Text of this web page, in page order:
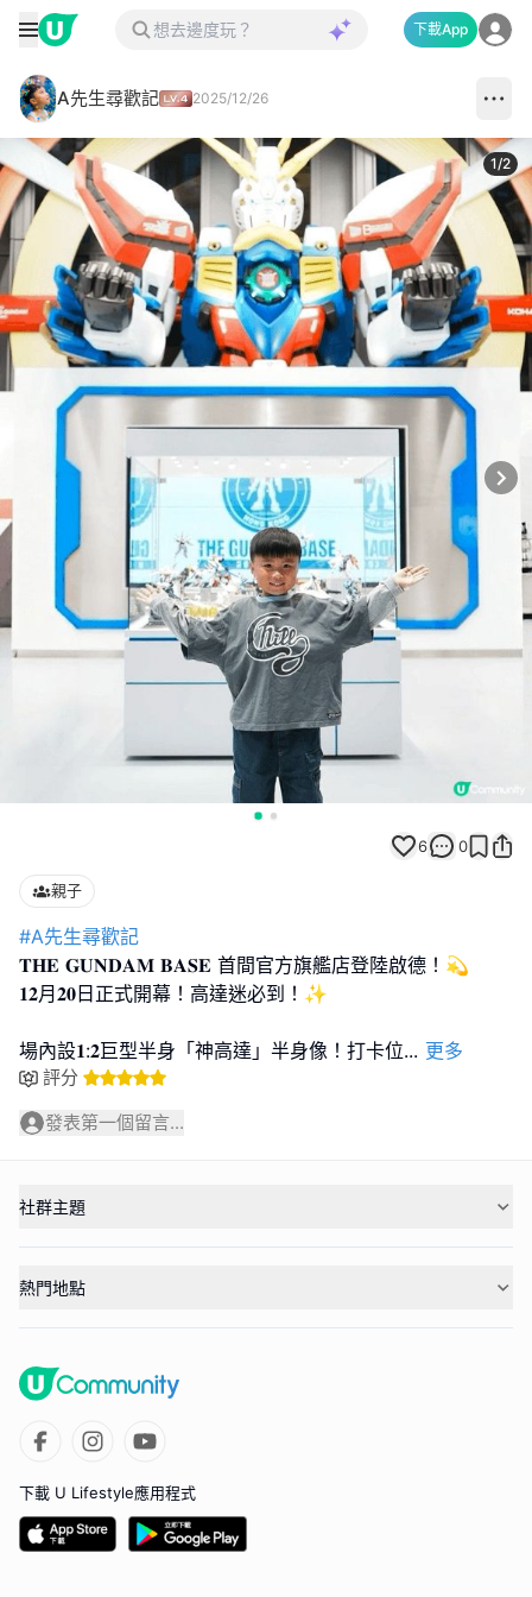
下載App
A先生尋歡記 2025/12/26
1/2
6 0
親子
#A先生尋歡記
𝐓𝐇𝐄 𝐆𝐔𝐍𝐃𝐀𝐌 𝐁𝐀𝐒𝐄 首間官方旗艦店登陸啟德！💫
𝟏𝟐月𝟐𝟎日正式開幕！高達迷必到！✨
場內設𝟏:𝟐巨型半身「神高達」半身像！打卡位... 更多
評分
發表第一個留言...
社群主題
熱門地點
下載 U Lifestyle應用程式